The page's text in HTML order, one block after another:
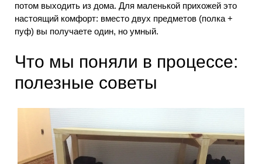
потом выходить из дома. Для маленькой прихожей это
настоящий комфорт: вместо двух предметов (полка +
пуф) вы получаете один, но умный.
Что мы поняли в процессе:
полезные советы